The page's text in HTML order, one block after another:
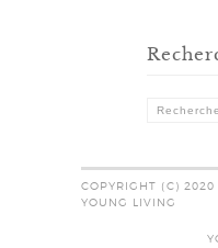
COPYRIGHT (C) 2020
YOUNG LIVING